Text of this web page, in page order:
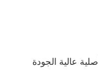
عالية الجودة